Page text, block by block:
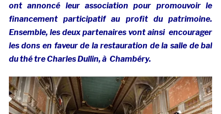
ont annoncé leur association pour promouvoir le
financement participatif au profit du patrimoine.
Ensemble, les deux partenaires vont ainsi encourager
les dons en faveur de la restauration de la salle de bal
du thé tre Charles Dullin, à Chambéry.